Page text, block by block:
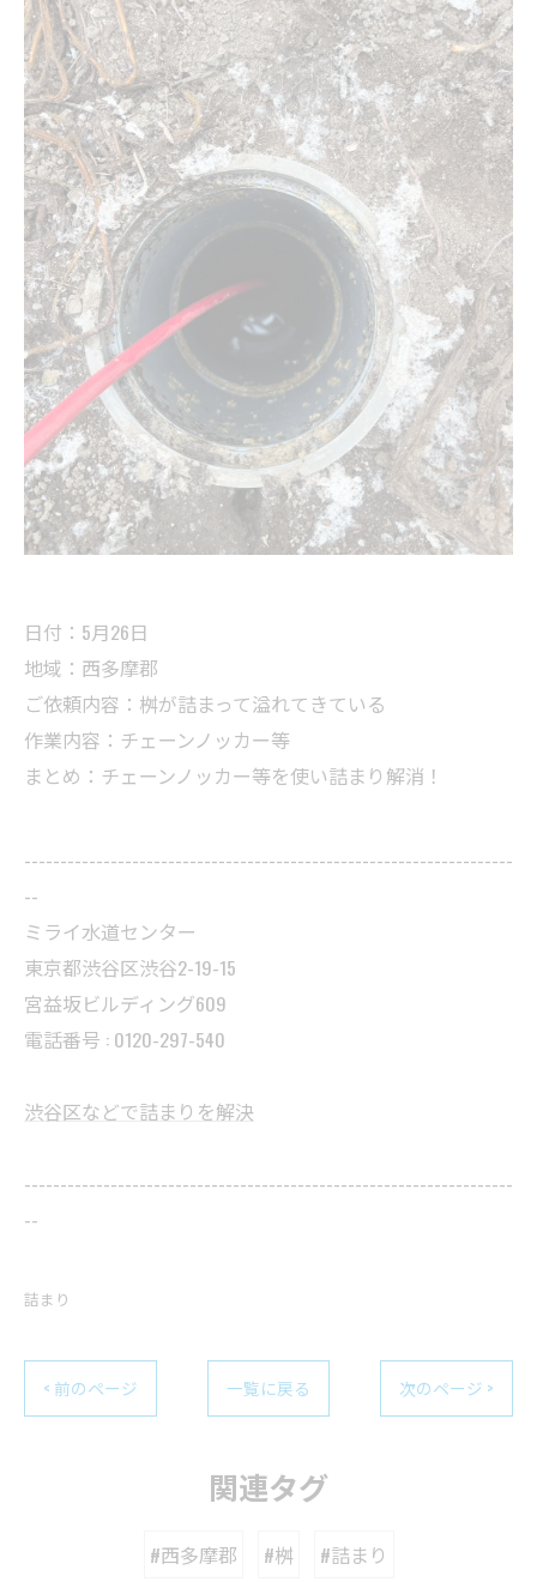
日付：5月26日
地域：西多摩郡
ご依頼内容：桝が詰まって溢れてきている
作業内容：チェーンノッカー等
まとめ：チェーンノッカー等を使い詰まり解消！
--------------------------------------------------------------------
--
ミライ水道センター
東京都渋谷区渋谷2-19-15
宮益坂ビルディング609
電話番号 : 0120-297-540
渋谷区などで詰まりを解決
--------------------------------------------------------------------
--
詰まり
< 前のページ 一覧に戻る 次のページ >
関連タグ
#西多摩郡 #桝 #詰まり